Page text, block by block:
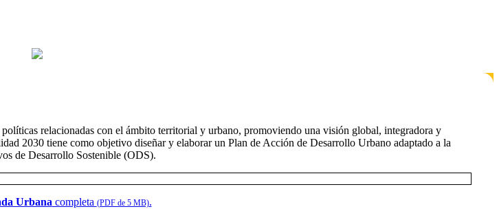
relacionadas con el ámbito territorial y urbano, promoviendo una visión global, integradora y
2030 tiene como objetivo diseñar y elaborar un Plan de Acción de Desarrollo Urbano adaptado a la
de Desarrollo Sostenible (ODS).
Urbana completa (PDF de 5 MB).